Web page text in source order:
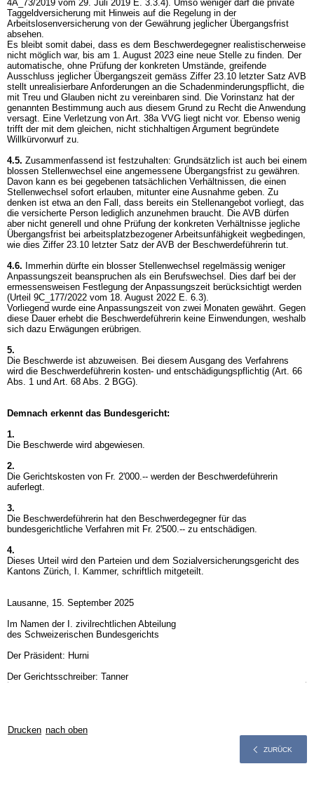
4A_73/2019 vom 29. Juli 2019 E. 3.3.4). Umso weniger darf die private
Taggeldversicherung mit Hinweis auf die Regelung in der
Arbeitslosenversicherung von der Gewährung jeglicher Übergangsfrist
absehen.
Es bleibt somit dabei, dass es dem Beschwerdegegner realistischerweise
nicht möglich war, bis am 1. August 2023 eine neue Stelle zu finden. Der
automatische, ohne Prüfung der konkreten Umstände, greifende
Ausschluss jeglicher Übergangszeit gemäss Ziffer 23.10 letzter Satz AVB
stellt unrealisierbare Anforderungen an die Schadenminderungspflicht, die
mit Treu und Glauben nicht zu vereinbaren sind. Die Vorinstanz hat der
genannten Bestimmung auch aus diesem Grund zu Recht die Anwendung
versagt. Eine Verletzung von Art. 38a VVG liegt nicht vor. Ebenso wenig
trifft der mit dem gleichen, nicht stichhaltigen Argument begründete
Willkürvorwurf zu.
4.5. Zusammenfassend ist festzuhalten: Grundsätzlich ist auch bei einem
blossen Stellenwechsel eine angemessene Übergangsfrist zu gewähren.
Davon kann es bei gegebenen tatsächlichen Verhältnissen, die einen
Stellenwechsel sofort erlauben, mitunter eine Ausnahme geben. Zu
denken ist etwa an den Fall, dass bereits ein Stellenangebot vorliegt, das
die versicherte Person lediglich anzunehmen braucht. Die AVB dürfen
aber nicht generell und ohne Prüfung der konkreten Verhältnisse jegliche
Übergangsfrist bei arbeitsplatzbezogener Arbeitsunfähigkeit wegbedingen,
wie dies Ziffer 23.10 letzter Satz der AVB der Beschwerdeführerin tut.
4.6. Immerhin dürfte ein blosser Stellenwechsel regelmässig weniger
Anpassungszeit beanspruchen als ein Berufswechsel. Dies darf bei der
ermessensweisen Festlegung der Anpassungszeit berücksichtigt werden
(Urteil 9C_177/2022 vom 18. August 2022 E. 6.3).
Vorliegend wurde eine Anpassungszeit von zwei Monaten gewährt. Gegen
diese Dauer erhebt die Beschwerdeführerin keine Einwendungen, weshalb
sich dazu Erwägungen erübrigen.
5.
Die Beschwerde ist abzuweisen. Bei diesem Ausgang des Verfahrens
wird die Beschwerdeführerin kosten- und entschädigungspflichtig (Art. 66
Abs. 1 und Art. 68 Abs. 2 BGG).
Demnach erkennt das Bundesgericht:
1.
Die Beschwerde wird abgewiesen.
2.
Die Gerichtskosten von Fr. 2'000.-- werden der Beschwerdeführerin
auferlegt.
3.
Die Beschwerdeführerin hat den Beschwerdegegner für das
bundesgerichtliche Verfahren mit Fr. 2'500.-- zu entschädigen.
4.
Dieses Urteil wird den Parteien und dem Sozialversicherungsgericht des
Kantons Zürich, I. Kammer, schriftlich mitgeteilt.
Lausanne, 15. September 2025
Im Namen der I. zivilrechtlichen Abteilung
des Schweizerischen Bundesgerichts
Der Präsident: Hurni
Der Gerichtsschreiber: Tanner
Drucken nach oben
ZURÜCK